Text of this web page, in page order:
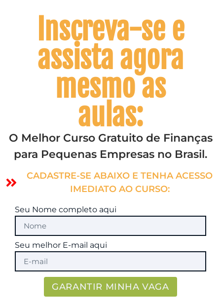
Inscreva-se e
assista agora
mesmo as
aulas:
O Melhor Curso Gratuito de Finanças
para Pequenas Empresas no Brasil.
CADASTRE-SE ABAIXO E TENHA ACESSO
IMEDIATO AO CURSO:
Seu Nome completo aqui
Seu melhor E-mail aqui
GARANTIR MINHA VAGA